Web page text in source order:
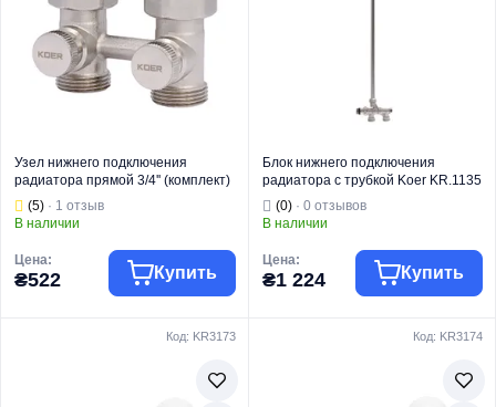
Узел нижнего подключения
радиатора прямой 3/4'' (комплект)
Koer KR.1131 (KR2815)
(5) · 1 отзыв
В наличии
Цена:
₴522 Купить
Радиаторная
Блок нижнего подключения
радиатора с трубкой Koer KR.1135
(KR2896)
(0)· 0 отзывов
В наличии
Цена:
₴1 224 Купить
Комплектующие
Код: KR3173 Код: KR3174